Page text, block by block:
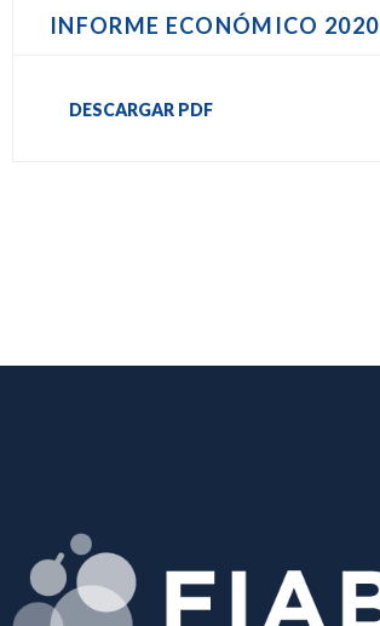
INFORME ECONÓMICO 2020
DESCARGAR PDF